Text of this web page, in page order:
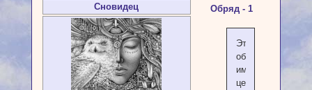
Сновидец Обряд - 1
Этот
оберег
имеет
целью